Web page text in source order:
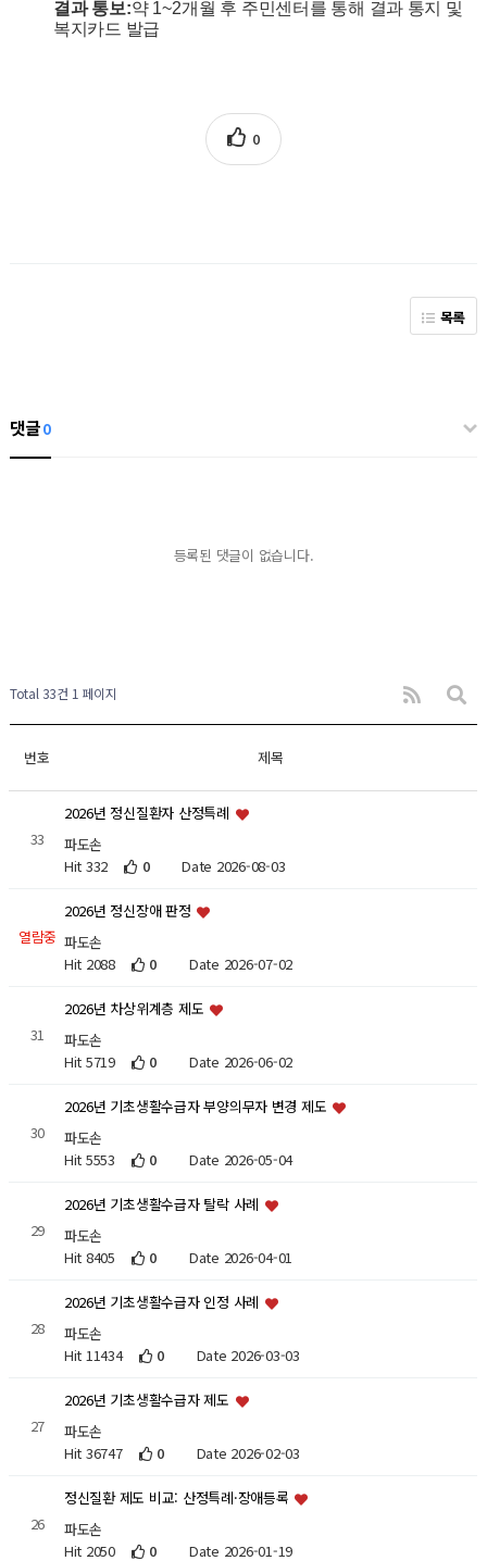
결과 통보:약 1~2개월 후 주민센터를 통해 결과 통지 및
복지카드 발급
0
목록
댓글0
등록된 댓글이 없습니다.
Total 33건 1 페이지
번호 제목
33
2026년 정신질환자 산정특례
파도손
Hit 332
0 Date 2026-08-03
열람중
2026년 정신장애 판정
파도손
Hit 2088
0 Date 2026-07-02
31
2026년 차상위계층 제도
파도손
Hit 5719
0 Date 2026-06-02
30
2026년 기초생활수급자 부양의무자 변경 제도
파도손
Hit 5553
0 Date 2026-05-04
29
2026년 기초생활수급자 탈락 사례
파도손
Hit 8405
0 Date 2026-04-01
28
2026년 기초생활수급자 인정 사례
파도손
Hit 11434
0 Date 2026-03-03
27
2026년 기초생활수급자 제도
파도손
Hit 36747
0 Date 2026-02-03
26
정신질환 제도 비교: 산정특례·장애등록
파도손
Hit 2050
0 Date 2026-01-19